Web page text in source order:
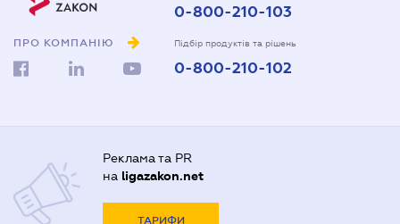
ПРО КОМПАНІЮ
0-800-210-103
Підбір продуктів та рішень
0-800-210-102
Реклама та PR
на ligazakon.net
ТАРИФИ